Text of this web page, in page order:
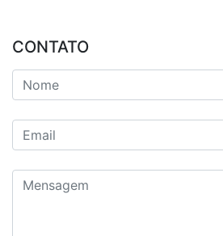
CONTATO